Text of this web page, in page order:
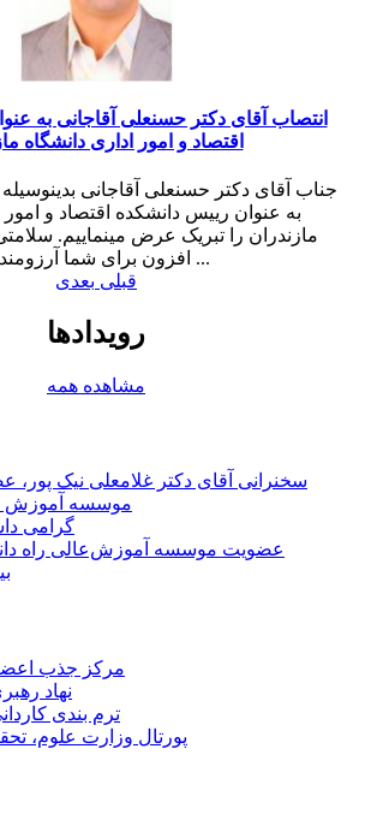
انتصاب آقای دکتر حسنعلی آقاجانی به
اقتصاد و امور اداری دانشگاه
جناب آقای دکتر حسنعلی آقاجانی
به عنوان رییس دانشکده اقتصاد و امور
مازندران را تبریک عرض مینماییم.
افزون برای شما آرزومندی ...
قبلی بعدی
رویدادها
مشاهده همه
سخنرانی آقای دکتر غلامعلی نیک
موسسه آموزش
گرامی
عضویت موسسه آموزش‌عالی راه
مرکز جذب
نهاد
ترم بندی
پورتال وزارت علوم،